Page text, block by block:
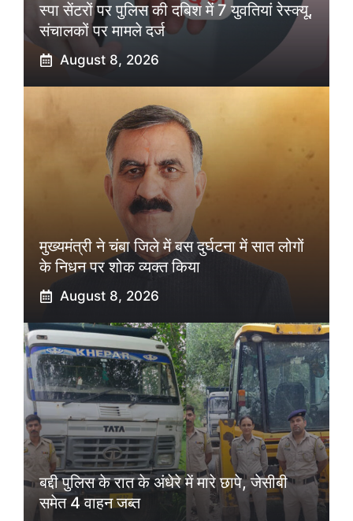
स्पा सेंटरों पर पुलिस की दबिश में 7 युवतियां रेस्क्यू,
संचालकों पर मामले दर्ज
August 8, 2026
मुख्यमंत्री ने चंबा जिले में बस दुर्घटना में सात लोगों
के निधन पर शोक व्यक्त किया
August 8, 2026
बद्दी पुलिस के रात के अंधेरे में मारे छापे, जेसीबी
समेत 4 वाहन जब्त